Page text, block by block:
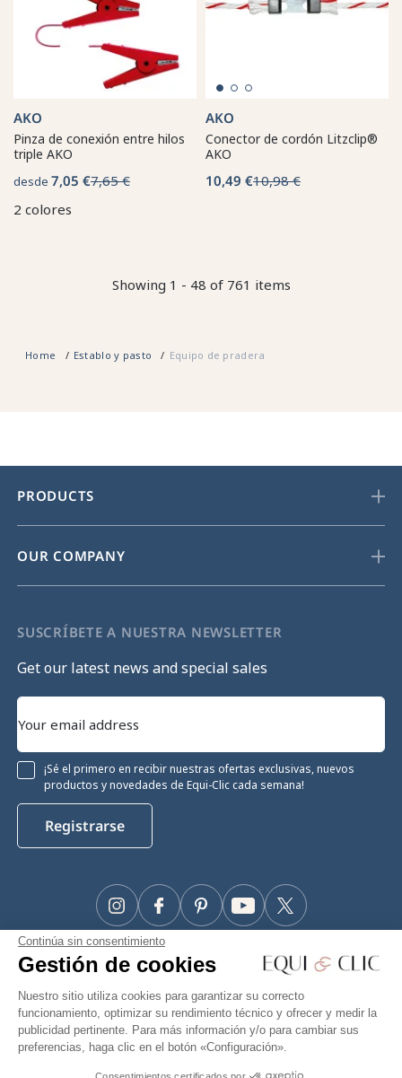
Continúa sin consentimiento
Gestión de cookies
Nuestro sitio utiliza cookies para garantizar su correcto
funcionamiento, optimizar su rendimiento técnico y ofrecer y medir la
publicidad pertinente. Para más información y/o para cambiar sus
preferencias, haga clic en el botón «Configuración».
Consentimientos certificados por
AKO
Pinza de conexión entre hilos
triple AKO
desde 7,05 €7,65 €
2 colores
AKO
Conector de cordón Litzclip®
AKO
10,49 €10,98 €
Showing 1 - 48 of 761 items
Home Establo y pasto Equipo de pradera
PRODUCTS
OUR COMPANY
SUSCRÍBETE A NUESTRA NEWSLETTER
Get our latest news and special sales
¡Sé el primero en recibir nuestras ofertas exclusivas, nuevos
productos y novedades de Equi-Clic cada semana!
Registrarse
Facebook Twitter
YouTube
Pinterest
Instagram
#Makeyourhorseapriority
🫶
Equiclic © 2026